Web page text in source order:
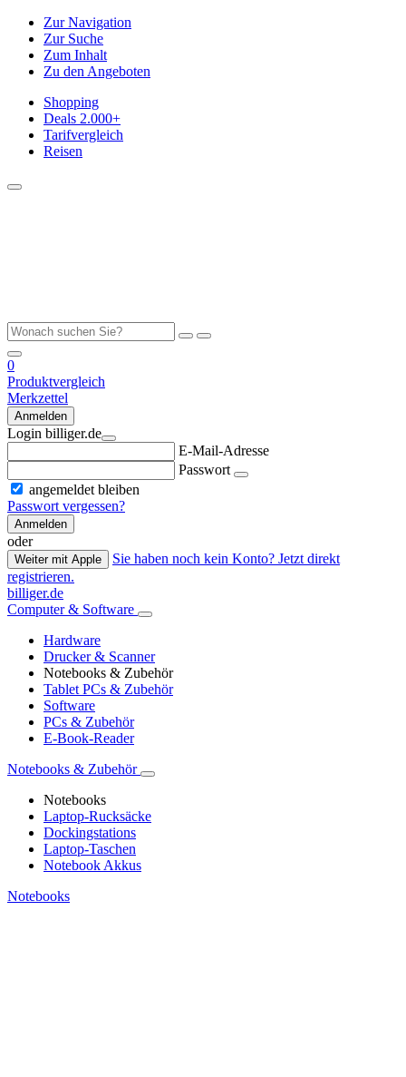
Zur Navigation
Zur Suche
Zum Inhalt
Zu den Angeboten
Shopping
Deals 2.000+
Tarifvergleich
Reisen
0
Produktvergleich
Merkzettel
Anmelden
Login billiger.de
E-Mail-Adresse
Passwort
angemeldet bleiben
Passwort vergessen?
Anmelden
oder
Weiter mit Apple
Sie haben noch kein Konto? Jetzt direkt
registrieren.
billiger.de
Computer & Software
Hardware
Drucker & Scanner
Notebooks & Zubehör
Tablet PCs & Zubehör
Software
PCs & Zubehör
E-Book-Reader
Notebooks & Zubehör
Notebooks
Laptop-Rucksäcke
Dockingstations
Laptop-Taschen
Notebook Akkus
Notebooks